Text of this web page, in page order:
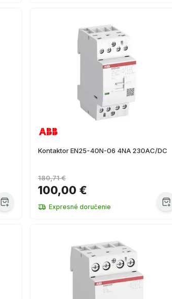
Kontaktor EN25-40N-06 4NA 230AC/DC
100,00 €
180,71 €
Expresné doručenie